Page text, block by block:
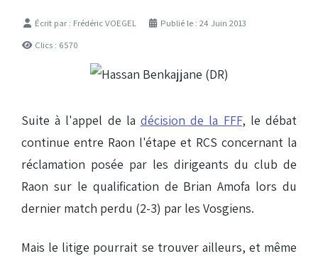
DétailsÉcrit par : Frédéric VOEGEL
Publié le : 24 Juin 2013
Clics : 6570
Suite à l'appel de la décision de la FFF, le débat
continue entre Raon l'étape et RCS concernant la
réclamation posée par les dirigeants du club de
Raon sur le qualification de Brian Amofa lors du
dernier match perdu (2-3) par les Vosgiens.
Mais le litige pourrait se trouver ailleurs, et même